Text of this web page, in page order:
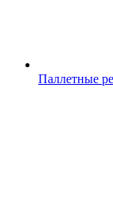
Паллетные